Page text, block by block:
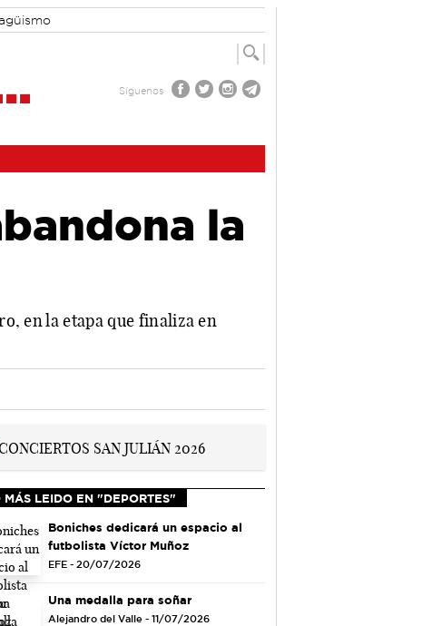
Síguenos
la
en la etapa que finaliza en
MÁS LEIDO EN "DEPORTES"
Boniches dedicará un espacio al
futbolista Víctor Muñoz
EFE - 20/07/2026
Una medalla para soñar
Alejandro del Valle - 11/07/2026